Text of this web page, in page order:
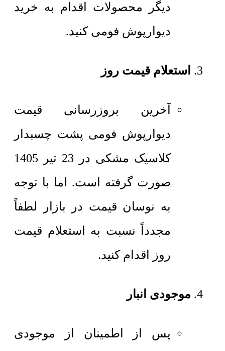
دیگر محصولات اقدام به خرید
دیوارپوش فومی کنید.
استعلام قیمت روز
آخرین بروزرسانی قیمت
دیوارپوش فومی پشت چسبدار
کلاسیک مشکی در 23 تیر 1405
صورت گرفته است. اما با توجه
به نوسان قیمت در بازار لطفاً
مجدداً نسبت به استعلام قیمت
روز اقدام کنید.
موجودی انبار
پس از اطمینان از موجودی